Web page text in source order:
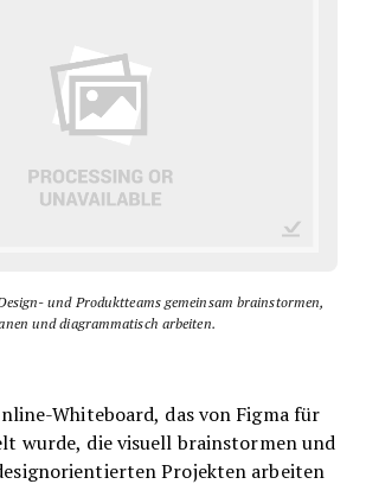
und Produktteams gemeinsam brainstormen,
und diagrammatisch arbeiten.
Whiteboard, das von Figma für
wurde, die visuell brainstormen und
Projekten arbeiten